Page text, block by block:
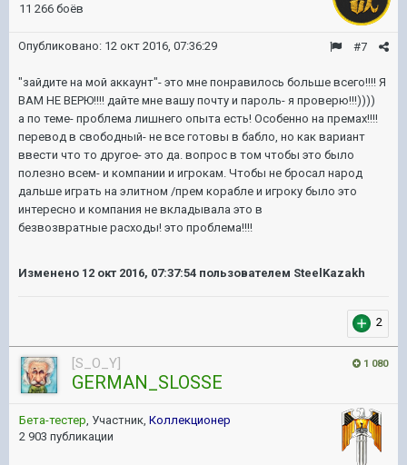
11 266 боёв
#7
Опубликовано: 12 окт 2016, 07:36:29
"зайдите на мой аккаунт"- это мне понравилось больше всего!!!! Я
ВАМ НЕ ВЕРЮ!!!! дайте мне вашу почту и пароль- я проверю!!!))))
а по теме- проблема лишнего опыта есть! Особенно на премах!!!!
перевод в свободный- не все готовы в бабло, но как вариант
ввести что то другое- это да. вопрос в том чтобы это было
полезно всем- и компании и игрокам. Чтобы не бросал народ
дальше играть на элитном /прем корабле и игроку было это
интересно и компания не вкладывала это в
безвозвратные расходы! это проблема!!!!
Изменено 12 окт 2016, 07:37:54 пользователем SteelKazakh
2
1 080
[S_O_Y]
GERMAN_SLOSSE
Бета-тестер, Участник, Коллекционер
2 903 публикации